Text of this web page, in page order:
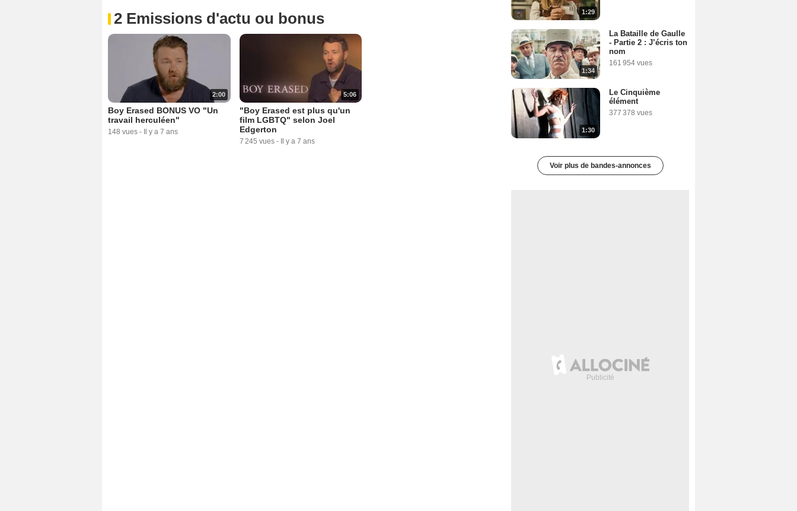
2 Emissions d'actu ou bonus
2:00
Boy Erased BONUS VO "Un
travail herculéen"
148 vues - Il y a 7 ans
5:06
"Boy Erased est plus qu'un
film LGBTQ" selon Joel
Edgerton
7 245 vues - Il y a 7 ans
1:29
1:34
La Bataille de Gaulle
- Partie 2 : J’écris ton
nom
161 954 vues
1:30
Le Cinquième
élément
377 378 vues
Voir plus de bandes-annonces